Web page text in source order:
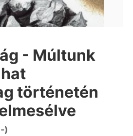
- Múltunk
történetén
)